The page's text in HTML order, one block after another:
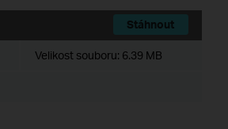
Stáhnout
Velikost souboru: 6.39 MB